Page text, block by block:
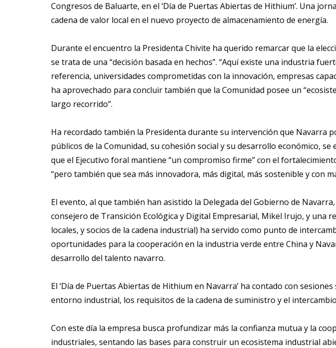
Congresos de Baluarte, en el ‘Día de Puertas Abiertas de Hithium’. Una
cadena de valor local en el nuevo proyecto de almacenamiento de energía.
Durante el encuentro la Presidenta Chivite ha querido remarcar que la
se trata de una “decisión basada en hechos”. “Aquí existe una industria
referencia, universidades comprometidas con la innovación, empresas
ha aprovechado para concluir también que la Comunidad posee un
largo recorrido”.
Ha recordado también la Presidenta durante su intervención que Navarra
públicos de la Comunidad, su cohesión social y su desarrollo económico,
que el Ejecutivo foral mantiene “un compromiso firme” con el
“pero también que sea más innovadora, más digital, más sostenible y con
El evento, al que también han asistido la Delegada del Gobierno de
consejero de Transición Ecológica y Digital Empresarial, Mikel Irujo, y una
locales, y socios de la cadena industrial) ha servido como punto de
oportunidades para la cooperación en la industria verde entre China y
desarrollo del talento navarro.
El ‘Día de Puertas Abiertas de Hithium en Navarra’ ha contado con
entorno industrial, los requisitos de la cadena de suministro y el
Con este día la empresa busca profundizar más la confianza mutua y la
industriales, sentando las bases para construir un ecosistema industrial